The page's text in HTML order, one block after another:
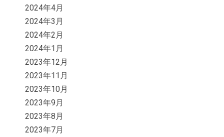
2024年4月
2024年3月
2024年2月
2024年1月
2023年12月
2023年11月
2023年10月
2023年9月
2023年8月
2023年7月